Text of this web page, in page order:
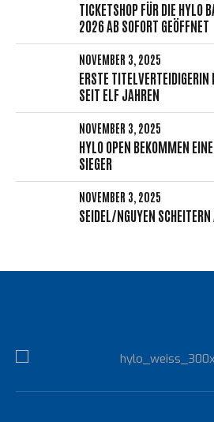
TICKETSHOP FÜR DIE HYLO
2026 AB SOFORT GEÖFFNET
NOVEMBER 3, 2025
ERSTE TITELVERTEIDIGERIN
SEIT ELF JAHREN
NOVEMBER 3, 2025
HYLO OPEN BEKOMMEN
SIEGER
NOVEMBER 3, 2025
SEIDEL/NGUYEN